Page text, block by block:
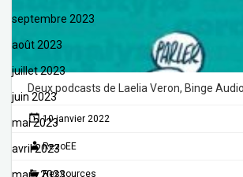
septembre 2023
août 2023
juillet 2023
juin 2023
mai 2023
avril 2023
Deux podcasts de Laelia Veron, Binge
10 janvier 2022
RezoEE
Ressources